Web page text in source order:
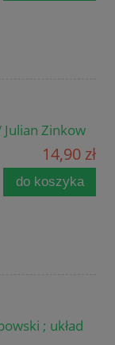
Zinkow
14,90 zł
do koszyka
; układ